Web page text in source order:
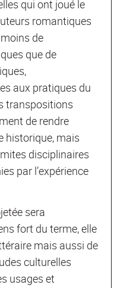
qui ont joué le
romantiques
de
que de
aux pratiques du
transpositions
de rendre
historique, mais
disciplinaires
par l’expérience
sera
fort du terme, elle
mais aussi de
culturelles
usages et